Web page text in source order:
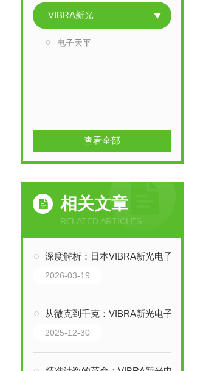
VIBRA新光
电子天平
查看全部
相关文章
RELATED ARTICLES
深度解析：日本VIBRA新光电子CUX30KS计数秤的技术特性与应用
2026-03-19
从微克到千克：VIBRA新光电子天平的技术革新与精密世界构建
2025-12-30